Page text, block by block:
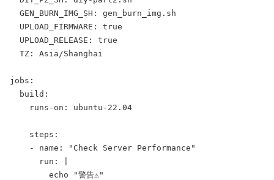
  GEN_BURN_IMG_SH: gen_burn_img.sh
  UPLOAD_FIRMWARE: true
  UPLOAD_RELEASE: true
  TZ: Asia/Shanghai
jobs:
  build:
    runs-on: ubuntu-22.04
    steps:
    - name: "Check Server Performance"
      run: |
        echo "警告⚠"